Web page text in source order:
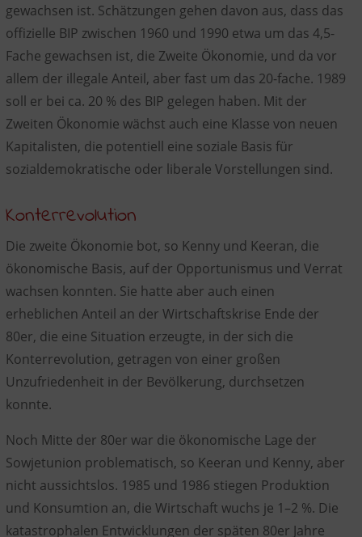
gewachsen ist. Schätzungen gehen davon aus, dass das
offizielle BIP zwischen 1960 und 1990 etwa um das 4,5-
Fache gewachsen ist, die Zweite Ökonomie, und da vor
allem der illegale Anteil, aber fast um das 20-fache. 1989
soll er bei ca. 20 % des BIP gelegen haben. Mit der
Zweiten Ökonomie wächst auch eine Klasse von neuen
Kapitalisten, die potentiell eine soziale Basis für
sozialdemokratische oder liberale Vorstellungen sind.
Konterrevolution
Die zweite Ökonomie bot, so Kenny und Keeran, die
ökonomische Basis, auf der Opportunismus und Verrat
wachsen konnten. Sie hatte aber auch einen
erheblichen Anteil an der Wirtschaftskrise Ende der
80er, die eine Situation erzeugte, in der sich die
Konterrevolution, getragen von einer großen
Unzufriedenheit in der Bevölkerung, durchsetzen
konnte.
Noch Mitte der 80er war die ökonomische Lage der
Sowjetunion problematisch, so Keeran und Kenny, aber
nicht aussichtslos. 1985 und 1986 stiegen Produktion
und Konsumtion an, die Wirtschaft wuchs je 1–2 %. Die
katastrophalen Entwicklungen der späten 80er Jahre